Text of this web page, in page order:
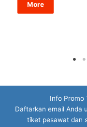
Rp305.000
More
Info Promo
Daftarkan email Anda
tiket pesawat dan